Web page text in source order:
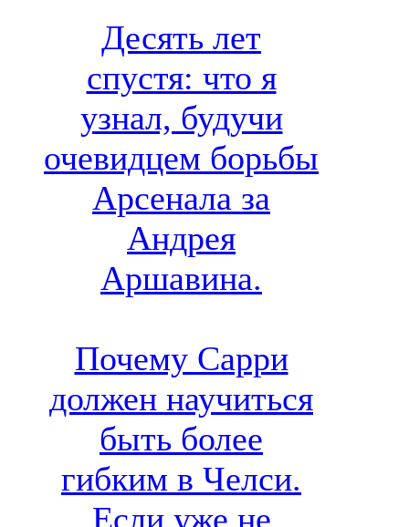
Десять лет
спустя: что я
узнал, будучи
очевидцем борьбы
Арсенала за
Андрея
Аршавина.
Почему Сарри
должен научиться
быть более
гибким в Челси.
Если уже не